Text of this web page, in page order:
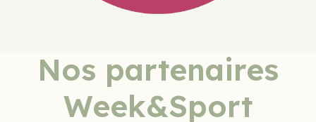
Nos partenaires
Week&Sport